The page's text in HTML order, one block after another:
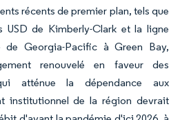
récents de premier plan, tels que
USD de Kimberly-Clark et la ligne
de Georgia-Pacific à Green Bay,
renouvelé en faveur des
atténue la dépendance aux
institutionnel de la région devrait